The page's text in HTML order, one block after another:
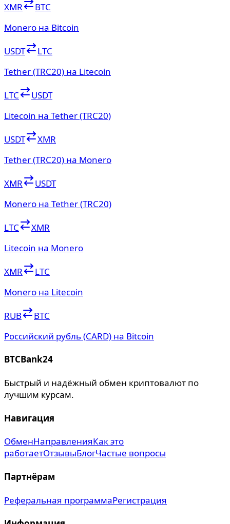
XMR
BTC
Monero на Bitcoin
USDT
LTC
Tether (TRC20) на Litecoin
LTC
USDT
Litecoin на Tether (TRC20)
USDT
XMR
Tether (TRC20) на Monero
XMR
USDT
Monero на Tether (TRC20)
LTC
XMR
Litecoin на Monero
XMR
LTC
Monero на Litecoin
RUB
BTC
Российский рубль (CARD) на Bitcoin
BTCBank24
Быстрый и надёжный обмен криптовалют по
лучшим курсам.
Навигация
ОбменНаправленияКак это
работаетОтзывыБлогЧастые вопросы
Партнёрам
Реферальная программаРегистрация